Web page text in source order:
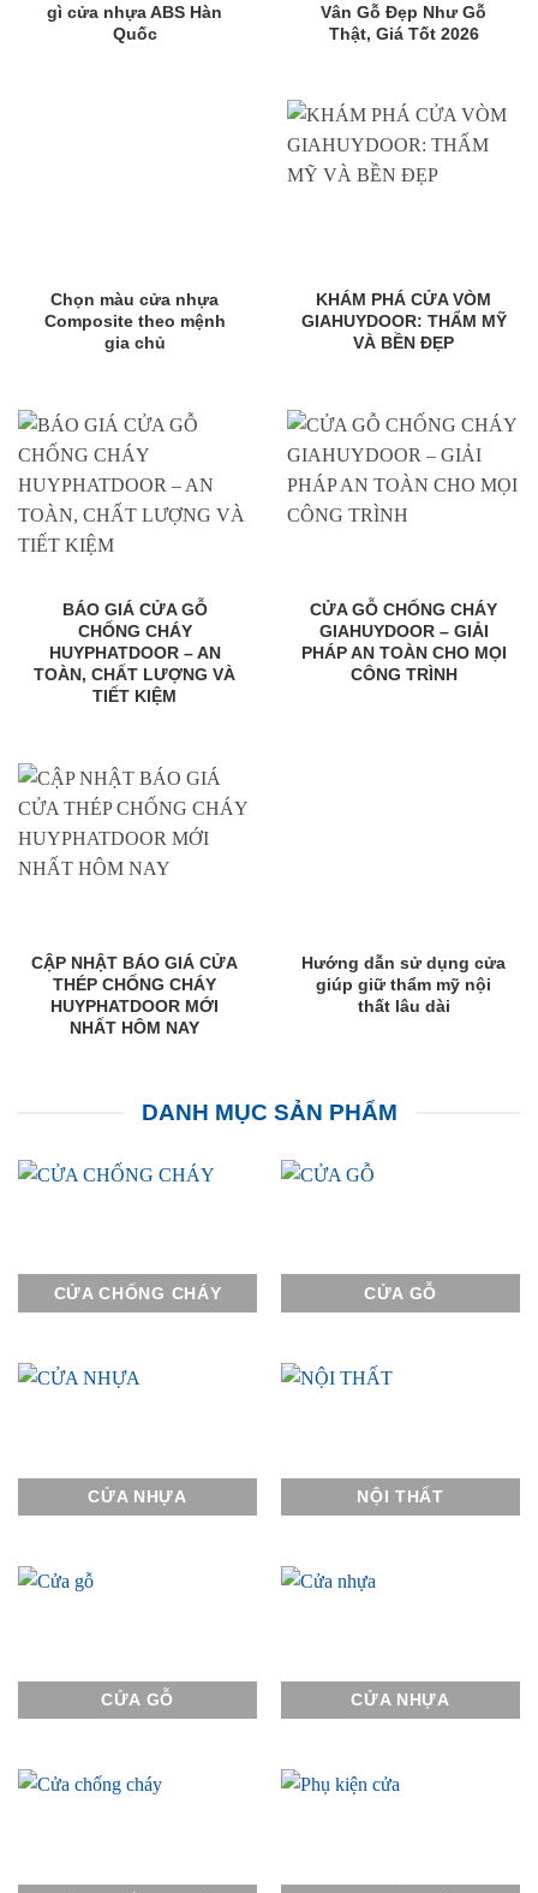
gì cửa nhựa ABS Hàn
Quốc
Vân Gỗ Đẹp Như Gỗ
Thật, Giá Tốt 2026
Chọn màu cửa nhựa
Composite theo mệnh
gia chủ
KHÁM PHÁ CỬA VÒM
GIAHUYDOOR: THẨM MỸ
VÀ BỀN ĐẸP
BÁO GIÁ CỬA GỖ
CHỐNG CHÁY
HUYPHATDOOR – AN
TOÀN, CHẤT LƯỢNG VÀ
TIẾT KIỆM
CỬA GỖ CHỐNG CHÁY
GIAHUYDOOR – GIẢI
PHÁP AN TOÀN CHO MỌI
CÔNG TRÌNH
CẬP NHẬT BÁO GIÁ CỬA
THÉP CHỐNG CHÁY
HUYPHATDOOR MỚI
NHẤT HÔM NAY
Hướng dẫn sử dụng cửa
giúp giữ thẩm mỹ nội
thất lâu dài
DANH MỤC SẢN PHẨM
CỬA CHỐNG CHÁY CỬA GỖ
CỬA NHỰA NỘI THẤT
CỬA GỖ CỬA NHỰA